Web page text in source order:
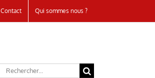
Contact Qui sommes nous ?
Rechercher: